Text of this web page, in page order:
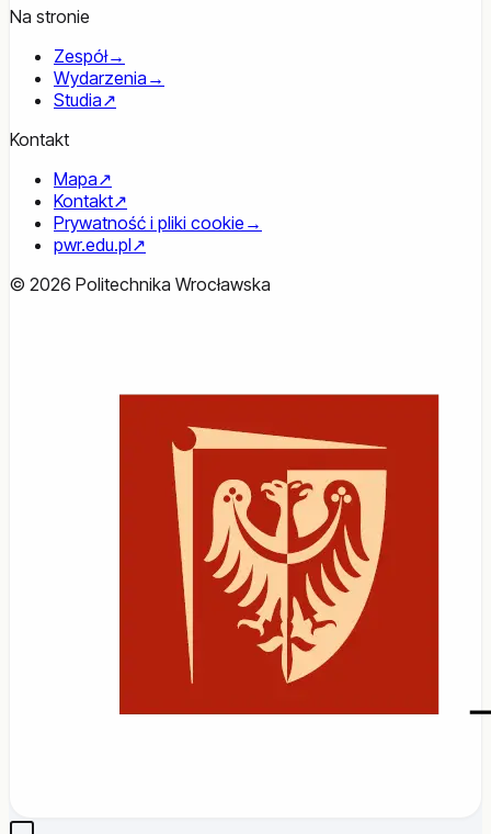
Na stronie
Zespół→
Wydarzenia →
Studia↗
Kontakt
Mapa↗
Kontakt↗
Prywatność i pliki cookie →
pwr.edu.pl↗
© 2026 Politechnika Wrocławska